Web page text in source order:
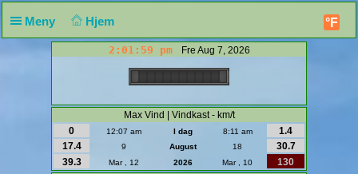
Meny Hjem °F
2:01:59 pm Fre Aug 7, 2026
Max Vind | Vindkast - km/t
0
12:07 am I dag 8:11 am
1.4
17.4
9 August 18
30.7
39.3
Mar , 12 2026 Mar , 10
130